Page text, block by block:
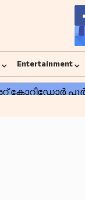
Entertainment